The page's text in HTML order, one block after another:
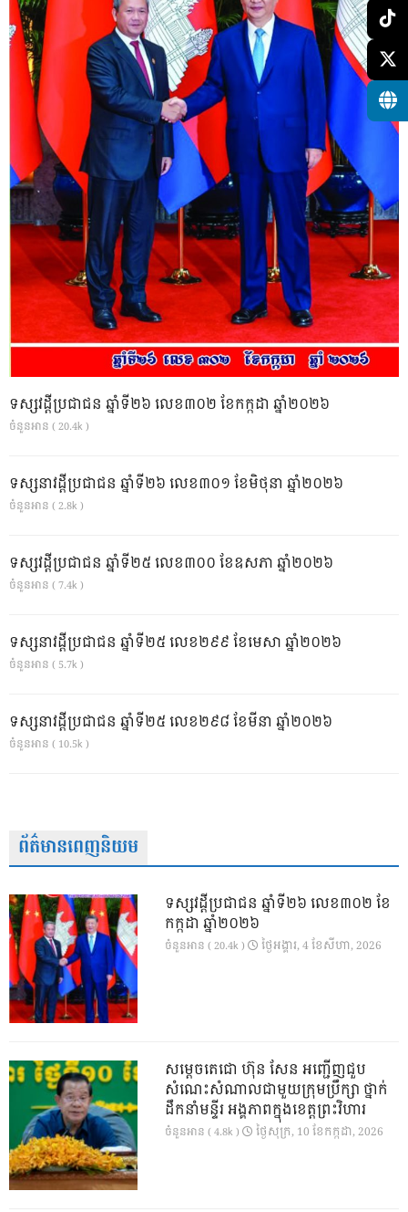
ទស្សវដ្តីប្រជាជន ឆ្នាំទី២៦ លេខ៣០២ ខែកក្កដា ឆ្នាំ២០២៦
ចំនួនអាន ( 20.4k )
ទស្សនាវដ្ដីប្រជាជន ឆ្នាំទី២៦ លេខ៣០១ ខែមិថុនា ឆ្នាំ២០២៦
ចំនួនអាន ( 2.8k )
ទស្សវដ្តីប្រជាជន ឆ្នាំទី២៥ លេខ៣០០ ខែឧសភា ឆ្នាំ២០២៦
ចំនួនអាន ( 7.4k )
ទស្សនាវដ្ដីប្រជាជន ឆ្នាំទី២៥ លេខ២៩៩ ខែមេសា ឆ្នាំ២០២៦
ចំនួនអាន ( 5.7k )
ទស្សនាវដ្ដីប្រជាជន ឆ្នាំទី២៥ លេខ២៩៨ ខែមីនា ឆ្នាំ២០២៦
ចំនួនអាន ( 10.5k )
ព័ត៌មានពេញនិយម
ទស្សវដ្តីប្រជាជន ឆ្នាំទី២៦ លេខ៣០២ ខែ
កក្កដា ឆ្នាំ២០២៦
ចំនួនអាន ( 20.4k ) ថ្ងៃ​អង្គារ, 4 ខែ​សីហា, 2026
សម្តេចតេជោ ហ៊ុន សែន អញ្ជើញជួប
សំណេះសំណាលជាមួយក្រុមប្រឹក្សា ថ្នាក់
ដឹកនាំមន្ទីរ អង្គភាពក្នុងខេត្តព្រះវិហារ
ចំនួនអាន ( 4.8k ) ថ្ងៃ​សុក្រ, 10 ខែ​កក្កដា, 2026